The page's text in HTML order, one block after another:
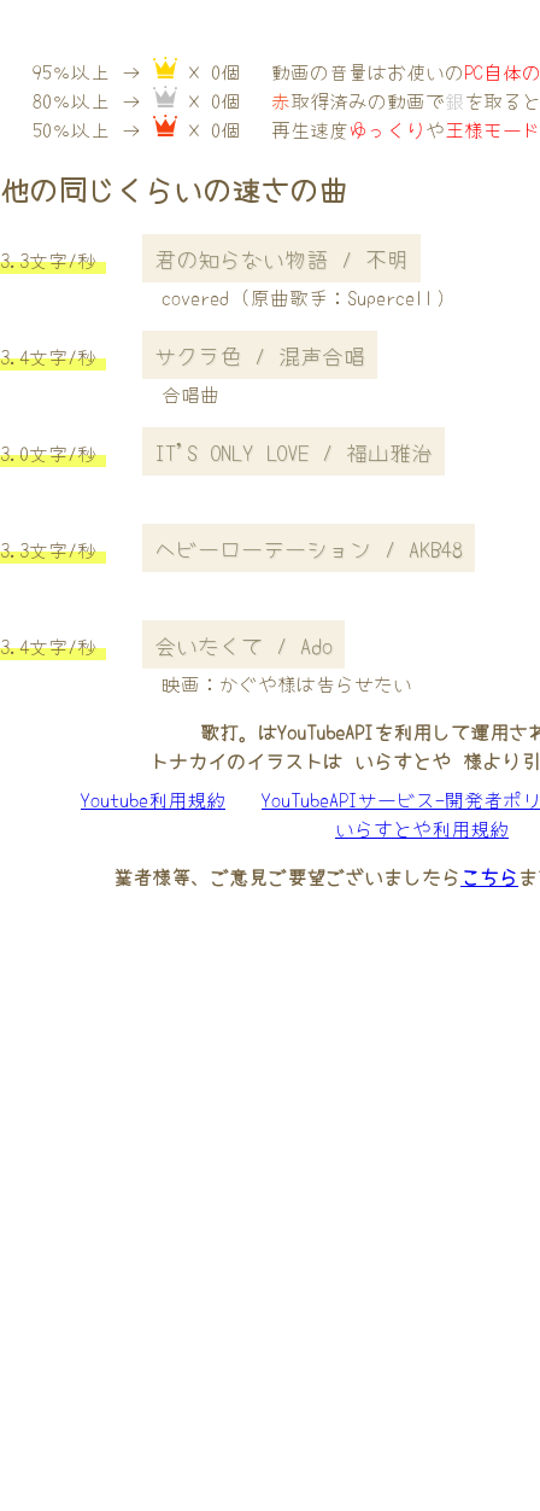
95％以上 →
× 0個
80％以上 →
× 0個
50％以上 →
× 0個
動画の音量はお使いのPC自体
赤取得済みの動画で銀を取る
再生速度ゆっくりや王様モー
他の同じくらいの速さの曲
3.3文字/秒 君の知らない物語 / 不明
covered (原曲歌手：Supercell）
3.4文字/秒 サクラ色 / 混声合唱
合唱曲
3.0文字/秒 IT'S ONLY LOVE / 福山雅治
3.3文字/秒 ヘビーローテーション / AKB48
3.4文字/秒 会いたくて / Ado
映画：かぐや様は告らせたい
歌打。はYouTubeAPIを利用して運用さ
トナカイのイラストは いらすとや 様より
Youtube利用規約
YouTubeAPIサービス-開発者ポ
いらすとや利用規約
業者様等、ご意見ご要望ございましたら こちら